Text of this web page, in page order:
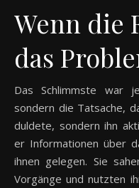
Wenn die
das
Das Schlimmste war
sondern die Tatsache,
duldete, sondern ihn
er Informationen über
ihnen gelegen. Sie
Vorgänge und nutzten